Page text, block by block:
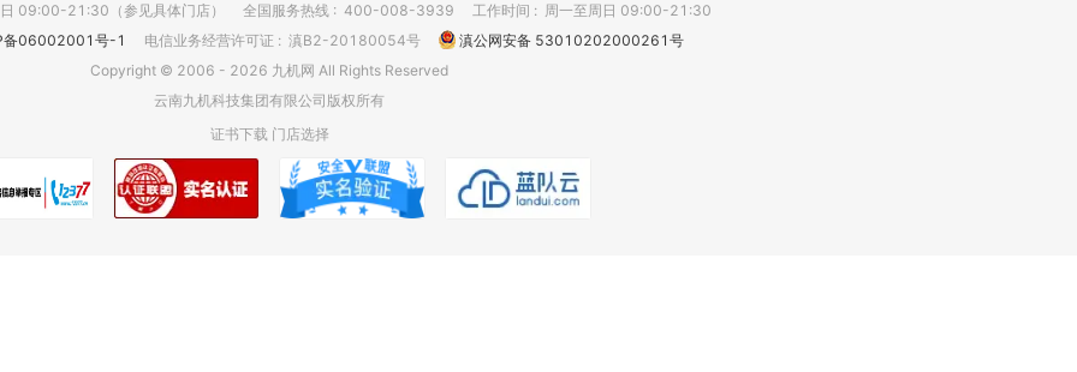
09:00-21:30（参见具体门店） 全国服务热线 : 400-008-3939 工作时间 : 周一至周日 09:00-21:30
备06002001号-1
电信业务经营许可证 : 滇B2-20180054号
滇公网安备 53010202000261号
Copyright © 2006 - 2026 九机网 All Rights Reserved
云南九机科技集团有限公司版权所有
证书下载 门店选择